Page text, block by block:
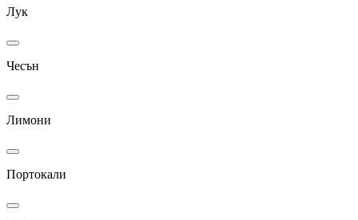
Лук
Чесън
Лимони
Портокали